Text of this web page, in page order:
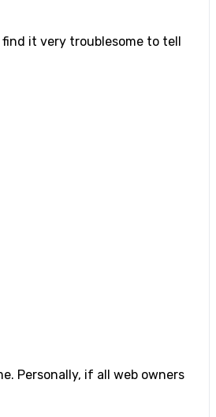
it very troublesome to tell
Personally, if all web owners